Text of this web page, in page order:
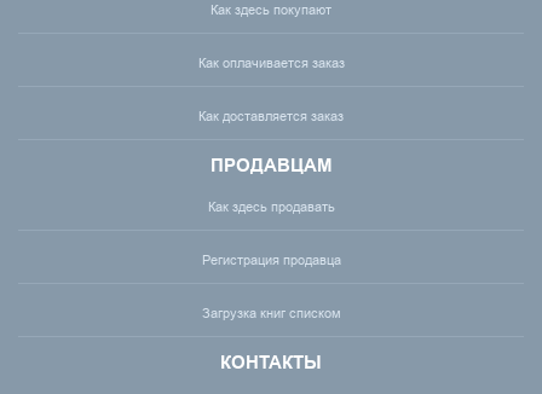
Как здесь покупают
Как оплачивается заказ
Как доставляется заказ
ПРОДАВЦАМ
Как здесь продавать
Регистрация продавца
Загрузка книг списком
КОНТАКТЫ